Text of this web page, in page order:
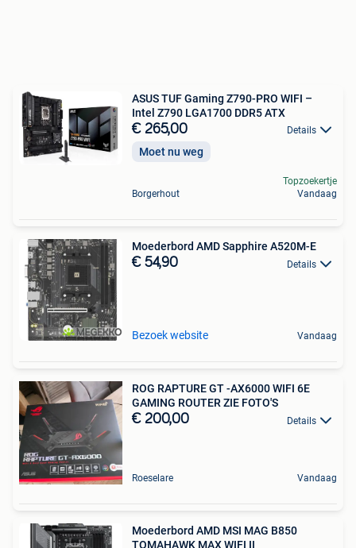
ASUS TUF Gaming Z790-PRO WIFI –
Intel Z790 LGA1700 DDR5 ATX
€ 265,00 Details
Moet nu weg
Borgerhout
Topzoekertje
Vandaag
Moederbord AMD Sapphire A520M-E
€ 54,90 Details
Bezoek website Vandaag
ROG RAPTURE GT -AX6000 WIFI 6E
GAMING ROUTER ZIE FOTO'S
€ 200,00 Details
Roeselare Vandaag
Moederbord AMD MSI MAG B850
TOMAHAWK MAX WIFI II